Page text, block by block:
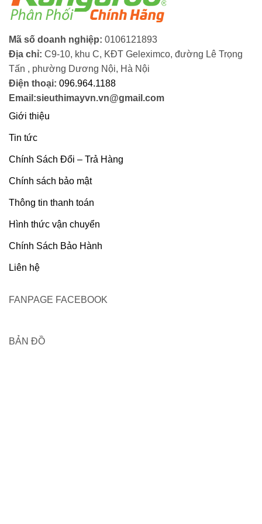
Mã số doanh nghiệp: 0106121893
Địa chỉ: C9-10, khu C, KĐT Geleximco, đường Lê Trọng
Tấn , phường Dương Nội, Hà Nội
Điện thoại: 096.964.1188
Email:sieuthimayvn.vn@gmail.com
Giới thiệu
Tin tức
Chính Sách Đổi – Trả Hàng
Chính sách bảo mật
Thông tin thanh toán
Hình thức vận chuyển
Chính Sách Bảo Hành
Liên hệ
FANPAGE FACEBOOK
BẢN ĐỒ